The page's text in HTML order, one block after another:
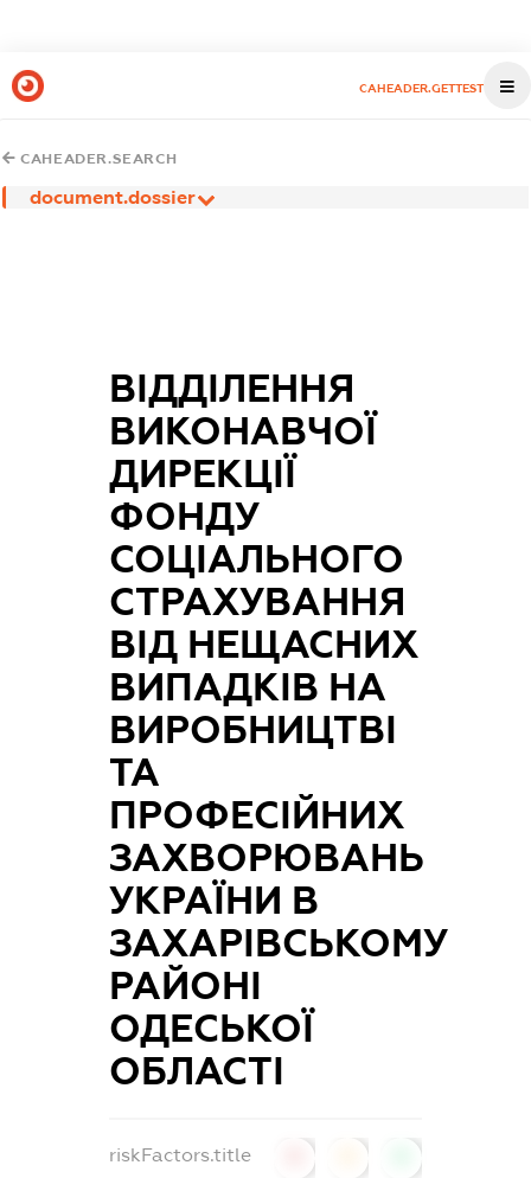
CAHEADER.GETTEST
CAHEADER.SEARCH
document.dossier
ВІДДІЛЕННЯ
ВИКОНАВЧОЇ
ДИРЕКЦІЇ
ФОНДУ
СОЦІАЛЬНОГО
СТРАХУВАННЯ
ВІД НЕЩАСНИХ
ВИПАДКІВ НА
ВИРОБНИЦТВІ
ТА
ПРОФЕСІЙНИХ
ЗАХВОРЮВАНЬ
УКРАЇНИ В
ЗАХАРІВСЬКОМУ
РАЙОНІ
ОДЕСЬКОЇ
ОБЛАСТІ
riskFactors.title